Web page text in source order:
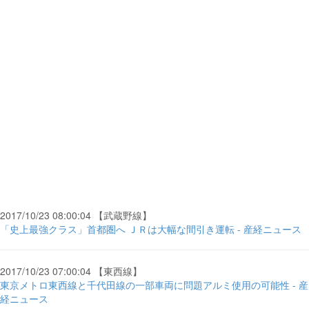
2017/10/23 08:00:04 【武蔵野線】
「史上最強クラス」首都圏へ ＪＲは大幅な間引き運転 - 産経ニュース
2017/10/23 07:00:04 【東西線】
東京メトロ東西線と千代田線の一部車両に問題アルミ使用の可能性 - 産
経ニュース